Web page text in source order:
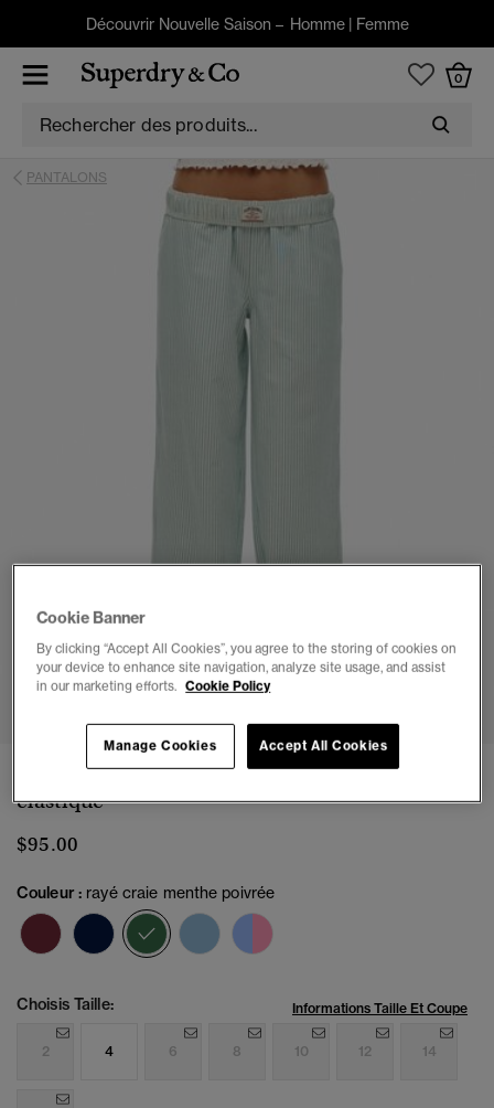
Découvrir Nouvelle Saison – Homme| Femme
0
PANTALONS
1 2 3 4
Pantalon à rayures en coton bio avec taille
élastique
$95.00
Couleur : rayé craie menthe poivrée
sélectionné
Choisis Taille: Informations Taille Et Coupe
2 4 6 8 10 12 14
Cookie Banner
By clicking “Accept All Cookies”, you agree to the storing of cookies on
your device to enhance site navigation, analyze site usage, and assist
in our marketing efforts. Cookie Policy
Accept All Cookies
Manage Cookies